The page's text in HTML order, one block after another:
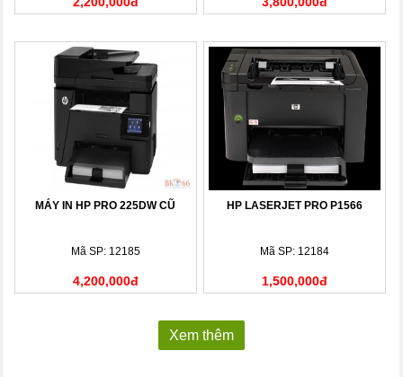
MÁY IN HP PRO 225DW CŨ
Mã SP: 12185
4,200,000đ
HP LASERJET PRO P1566
Mã SP: 12184
1,500,000đ
Xem thêm